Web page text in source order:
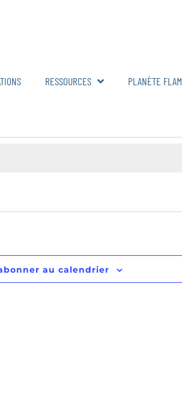
RESSOURCES PLANÈTE FLAM
au calendrier